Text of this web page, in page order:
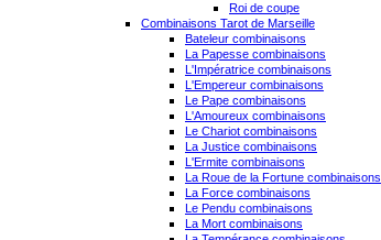
Roi de coupe
Combinaisons Tarot de Marseille
Bateleur combinaisons
La Papesse combinaisons
L'Impératrice combinaisons
L'Empereur combinaisons
Le Pape combinaisons
L'Amoureux combinaisons
Le Chariot combinaisons
La Justice combinaisons
L'Ermite combinaisons
La Roue de la Fortune combinaisons
La Force combinaisons
Le Pendu combinaisons
La Mort combinaisons